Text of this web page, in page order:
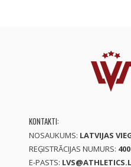
KONTAKTI:
NOSAUKUMS: LATVIJAS
REĢISTRĀCIJAS NUMURS:
E-PASTS: